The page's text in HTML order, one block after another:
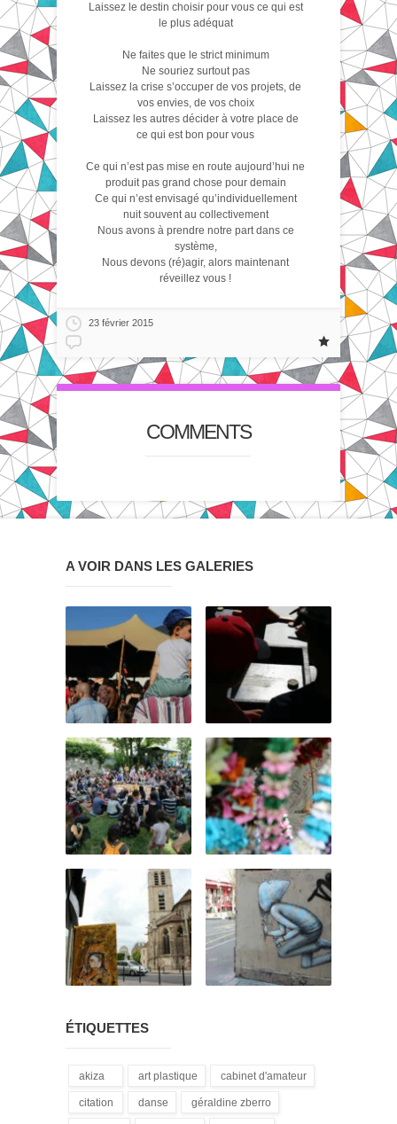
Laissez le destin choisir pour vous ce qui est
le plus adéquat
Ne faites que le strict minimum
Ne souriez surtout pas
Laissez la crise s’occuper de vos projets, de
vos envies, de vos choix
Laissez les autres décider à votre place de
ce qui est bon pour vous
Ce qui n’est pas mise en route aujourd’hui ne
produit pas grand chose pour demain
Ce qui n’est envisagé qu’individuellement
nuit souvent au collectivement
Nous avons à prendre notre part dans ce
système,
Nous devons (ré)agir, alors maintenant
réveillez vous !
23 février 2015
COMMENTS
A VOIR DANS LES GALERIES
ÉTIQUETTES
akiza
(21)
art plastique
(28)
cabinet d'amateur
(12)
citation
danse
géraldine zberro